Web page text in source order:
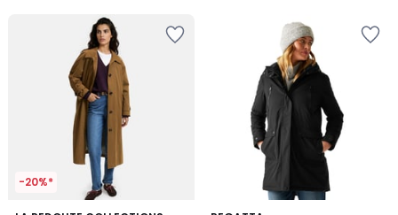
-20%*